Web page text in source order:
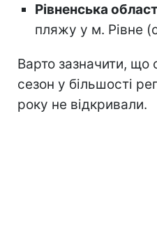
Рівненська
пляжу у м. Рівне
Варто зазначити, що
сезон у більшості
року не відкривали.